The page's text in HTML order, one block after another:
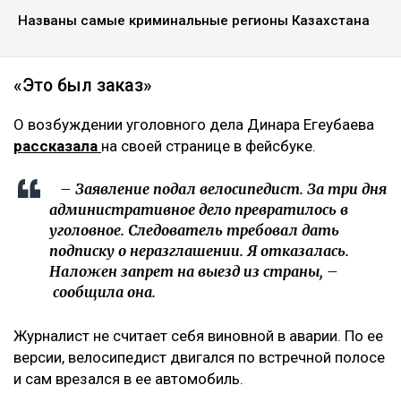
Названы самые криминальные регионы Казахстана
«Это был заказ»
О возбуждении уголовного дела Динара Егеубаева
рассказала на своей странице в фейсбуке.
– Заявление подал велосипедист. За три дня
административное дело превратилось в
уголовное. Следователь требовал дать
подписку о неразглашении. Я отказалась.
Наложен запрет на выезд из страны, –
сообщила она.
Журналист не считает себя виновной в аварии. По ее
версии, велосипедист двигался по встречной полосе
и сам врезался в ее автомобиль.